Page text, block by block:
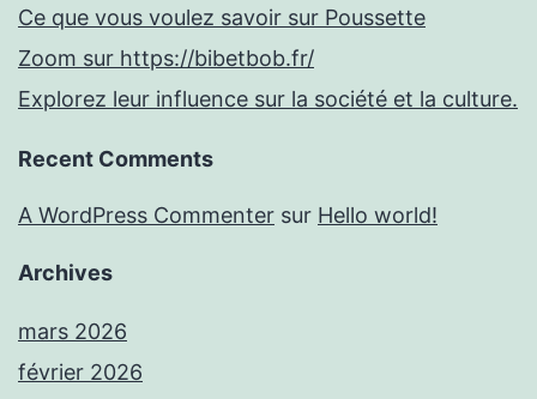
Ce que vous voulez savoir sur Poussette
Zoom sur https://bibetbob.fr/
Explorez leur influence sur la société et la culture.
Recent Comments
A WordPress Commenter sur Hello world!
Archives
mars 2026
février 2026